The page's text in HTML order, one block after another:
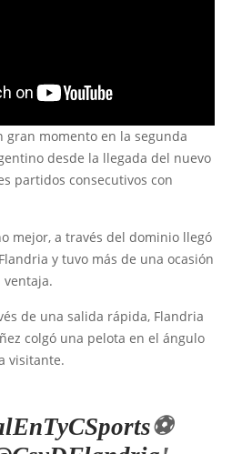
gran momento en la segunda
desde la llegada del nuevo
partidos consecutivos con
mejor, a través del dominio llegó
y tuvo más de una ocasión
ventaja.
de una salida rápida, Flandria
colgó una pelota en el ángulo
visitante.
⚽